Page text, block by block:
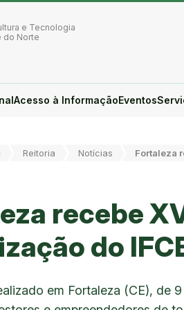
e Tecnologia
do Norte
Acesso à InformaçãoEventos
Reitoria Notícias Fortaleza
recebe
do
em Fortaleza (CE), de